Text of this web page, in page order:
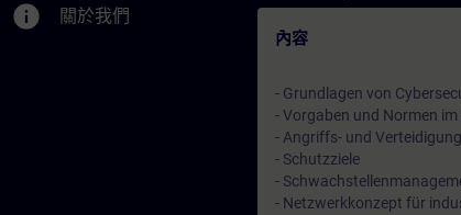
info 關於我們
內容
- Grundlagen von
- Vorgaben und Normen
- Angriffs- und
- Schutzziele
-
- Netzwerkkonzept für